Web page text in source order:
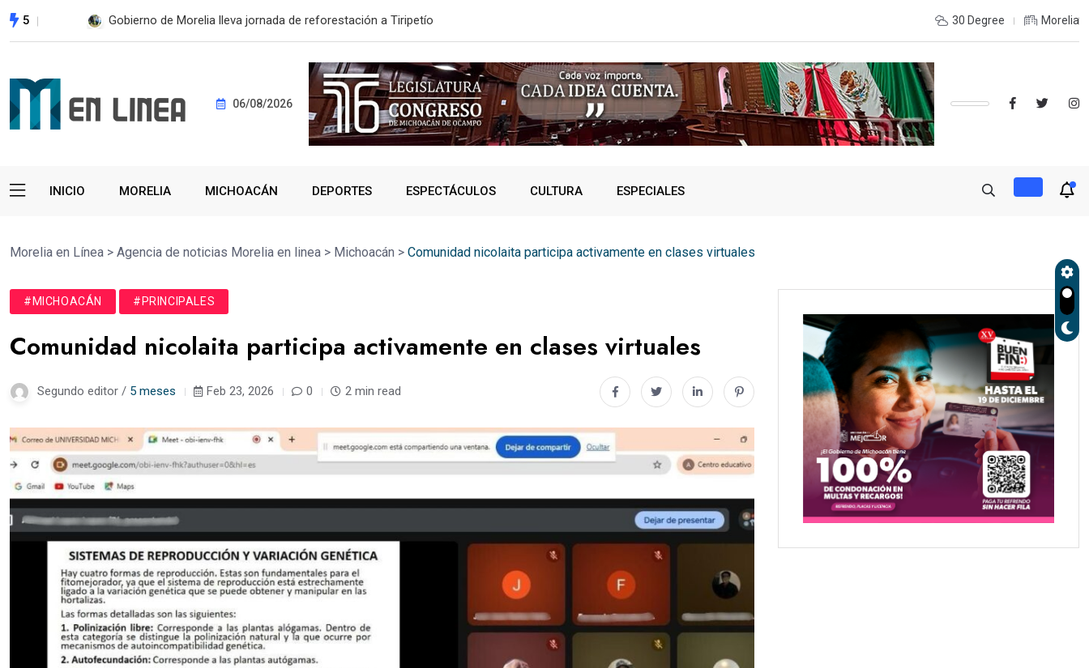
5 ESTE MIÉRCOLES, UMSNH LANZA TERCERA CONVOCATORIA DE NUEVO INGRESO SSP fortalece coordinación con autoridades de EE.UU. para reforzar seguridad
30 Degree Morelia
06/08/2026
INICIO MORELIA MICHOACÁN DEPORTES ESPECTÁCULOS CULTURA ESPECIALES
Morelia en Línea > Agencia de noticias Morelia en linea > Michoacán > Comunidad nicolaita participa activamente en clases virtuales
#MICHOACÁN #PRINCIPALES
Comunidad nicolaita participa activamente en clases virtuales
Segundo editor / 5 meses Feb 23, 2026 0 2 min read